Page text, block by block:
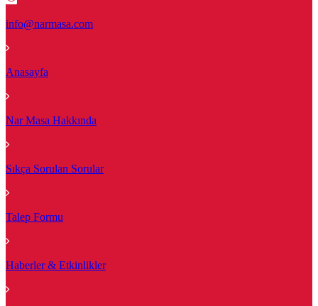
info@narmasa.com
Anasayfa
Nar Masa Hakkında
Sıkça Sorulan Sorular
Talep Formu
Haberler & Etkinlikler